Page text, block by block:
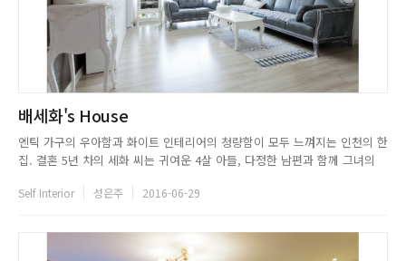
배세화's House
엔틱 가구의 우아함과 화이트 인테리어의 청량함이 모두 느껴지는 인천의 한
집. 결혼 5년 차의 세화 씨는 귀여운 4살 아들, 다정한 남편과 함께 그녀의
어였지만, 시간 날 때마다 정보를 찾아보고 과감하게 시도한 스타일이 고급
Self Interior 성은주 2016-06-29